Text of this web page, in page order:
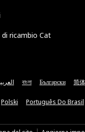
ricambio Cat
বাংলা Български 简
Polski Português Do Brasil